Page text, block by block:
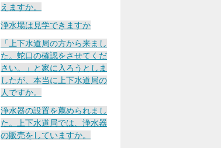
えますか。
浄水場は見学できますか
「上下水道局の方から来まし
た。蛇口の確認をさせてくだ
さい。」と家に入ろうとしま
したが、本当に上下水道局の
人ですか。
浄水器の設置を薦められまし
た。上下水道局では、浄水器
の販売をしていますか。